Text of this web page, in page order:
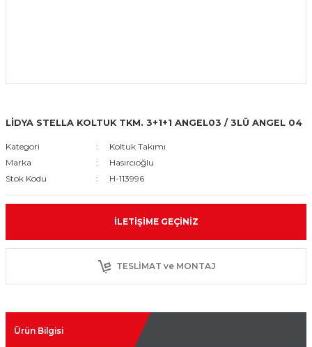
LİDYA STELLA KOLTUK TKM. 3+1+1 ANGEL03 / 3LÜ ANGEL 04
Kategori
Koltuk Takımı
Marka
Hasırcıoğlu
Stok Kodu
H-113996
İLETIŞIME GEÇINIZ
TESLİMAT ve MONTAJ
Ürün Bilgisi